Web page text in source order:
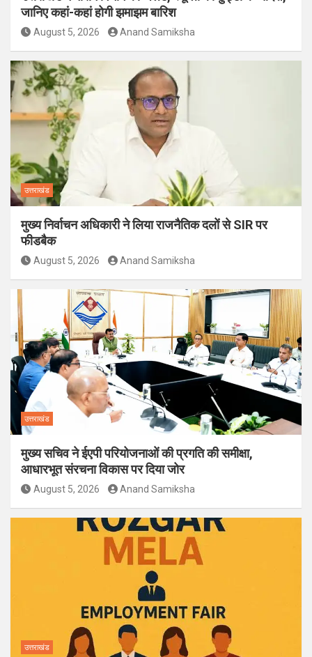
जानिए कहां-कहां होगी झमाझम बारिश
August 5, 2026 Anand Samiksha
उत्तराखंड
मुख्य निर्वाचन अधिकारी ने लिया राजनैतिक दलों से SIR पर
फीडबैक
August 5, 2026 Anand Samiksha
उत्तराखंड
मुख्य सचिव ने ईएपी परियोजनाओं की प्रगति की समीक्षा,
आधारभूत संरचना विकास पर दिया जोर
August 5, 2026 Anand Samiksha
उत्तराखंड